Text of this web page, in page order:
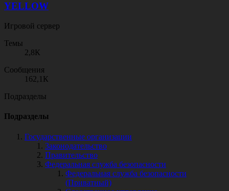
YELLOW
Игровой сервер
Темы
2,8К
Сообщения
162,1К
Подразделы
Подразделы
Государственные организации
Законодательство
Правительство
Федеральная служба безопасности
Федеральная служба безопасности
(Приватный)